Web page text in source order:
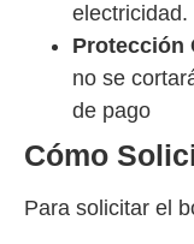
electricidad.
Protección
no se
de pago
Cómo
Para solicitar el